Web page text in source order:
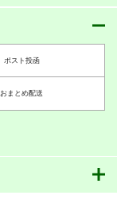
ポスト投函
おまとめ配送